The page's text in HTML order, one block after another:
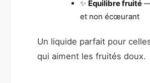
✨ Équilibre fruité
et non écœurant
Un liquide parfait pour
qui aiment les fruités doux.